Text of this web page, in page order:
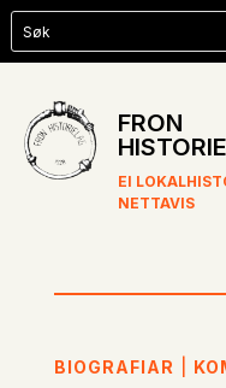
FRON
EI
NETTAVIS
BIOGRAFIAR